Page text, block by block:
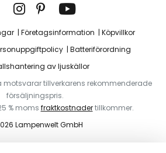
Företagsinformation
Köpvillkor
Batteriförordning
av ljuskällor
motsvarar tillverkarens rekommenderade
försäljningspris.
% moms fraktkostnadertillkommer.
Lampenwelt GmbH